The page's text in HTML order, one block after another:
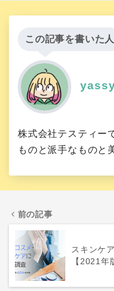
この記事を書いた人
株式会社テスティー
ものと派手なものと
前の記事
スキンケ
【2021年